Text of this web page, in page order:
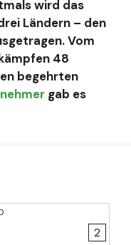
wird das
Ländern – den
Vom
48
begehrten
gab es
2